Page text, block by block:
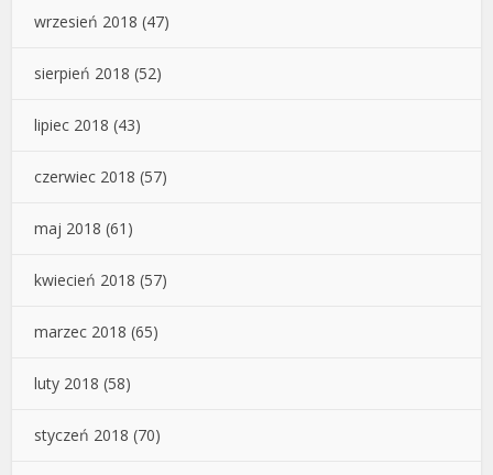
wrzesień 2018 (47)
sierpień 2018 (52)
lipiec 2018 (43)
czerwiec 2018 (57)
maj 2018 (61)
kwiecień 2018 (57)
marzec 2018 (65)
luty 2018 (58)
styczeń 2018 (70)